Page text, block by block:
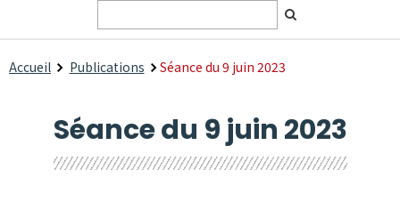
Accueil Publications Séance du 9 juin 2023
Séance du 9 juin 2023